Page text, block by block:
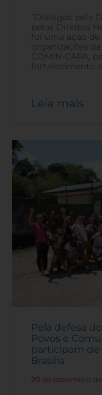
“Diálogos pela
pelos Direitos
foi uma ação
organizações
COMIN-CAPA,
fortalecimento
Leia mais
Pela defesa
Povos e
participam
Brasília
20 de dezembro